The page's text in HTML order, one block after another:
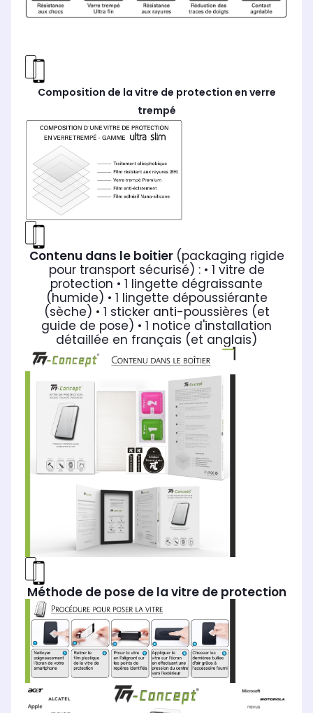
Composition de la vitre de protection en verre
trempé
Contenu dans le boitier (packaging rigide
pour transport sécurisé) :• 1 vitre de
protection • 1 lingette dégraissante
(humide) • 1 lingette dépoussiérante
(sèche) • 1 sticker anti-poussières (et
guide de pose) • 1 notice d'installation
détaillée en français (et anglais)
Méthode de pose de la vitre de protection